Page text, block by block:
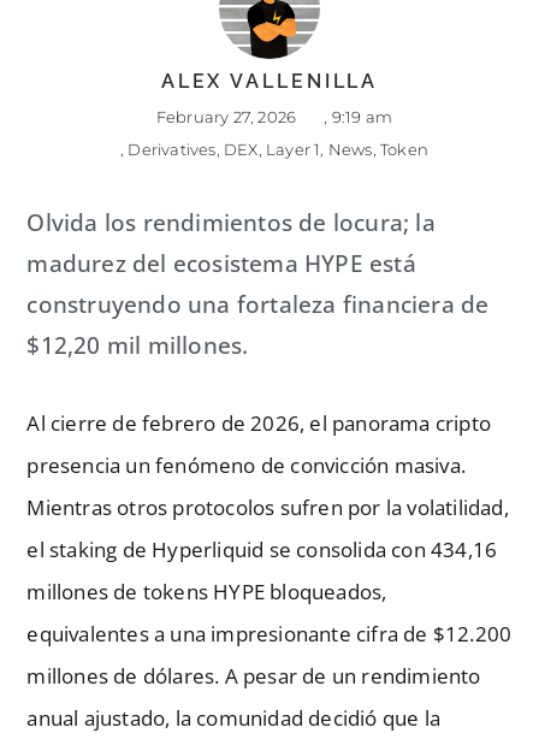
ALEX VALLENILLA
February 27, 2026
9:19 am
Derivatives DEX Layer 1 News ,Token
Olvida los rendimientos de locura; la
madurez del ecosistema HYPE está
construyendo una fortaleza financiera de
$12,20 mil millones.
Al cierre de febrero de 2026, el panorama cripto
presencia un fenómeno de convicción masiva.
Mientras otros protocolos sufren por la volatilidad,
el staking de Hyperliquid se consolida con 434,16
millones de tokens HYPE bloqueados,
equivalentes a una impresionante cifra de $12.200
millones de dólares. A pesar de un rendimiento
anual ajustado, la comunidad decidió que la